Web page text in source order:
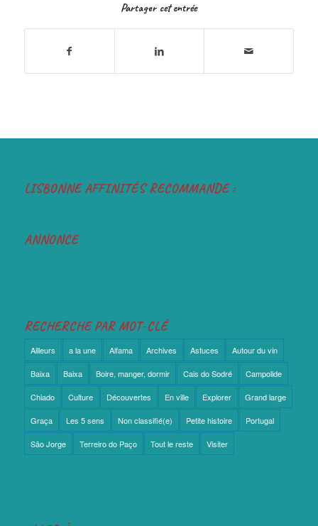
Partager cet entrée
LISBONNE AFFINITÉS RECOMMANDE :
ANNONCE
RECHERCHE PAR MOT-CLÉ
Ailleurs a la une Alfama Archives Astuces Autour du vin
Baixa Baixa Boire, manger, dormir Cais do Sodré Campolide
Chiado Culture Découvertes En ville Explorer Grand large
Graça Les 5 sens Non classifié(e) Petite histoire Portugal
São Jorge Terreiro do Paço Tout le reste Visiter